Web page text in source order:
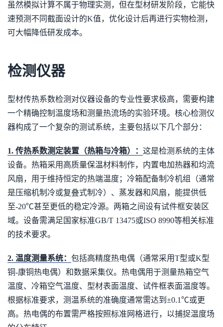
虽然模拟计算不属于物理实测，但在型材研发阶段，它能快
速预测不同截面设计的K值，优化设计后再进行实物检测，
可大幅降低研发成本。
检测仪器
型材传热系数检测对仪器设备的专业性要求极高，需要构建
一个精确控制温度场和测量热流场的实验环境。核心检测仪
器构成了一个复杂的测试系统，主要包括以下几个部分：
1. 传热系数测定装置（热箱与冷箱）： 这是检测系统的主体
设备。热箱采用高质量保温材料制作，内置电加热器和均流
风扇，用于维持恒定的热端温度；冷箱配备制冷机组（通常
是压缩机制冷或复叠式制冷）、蒸发器和风扇，能提供低
至-20℃甚至更低的稳定冷源。两箱之间设有试件框安装区
域。设备需满足国家标准GB/T 13475或ISO 8990等相关标准
的技术要求。
2. 温度测量系统： 包括高精度热电偶（通常采用T型或K型
铜-康铜热电偶）和数据采集仪。热电偶用于测量热箱空气
温度、冷箱空气温度、型材表面温度、试件框表面温度等。
根据标准要求，测温系统的准确度通常需达到±0.1℃或更
高。热电偶的布置需严格按照标准网格进行，以捕捉温度场